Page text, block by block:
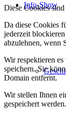
Info-Show
Diese Cookies
Da diese Cookies
jederzeit
abzulehnen, wenn
Wir respektieren
speichern. Sie
Domain entfernt.
Wir stellen Ihnen
gespeichert